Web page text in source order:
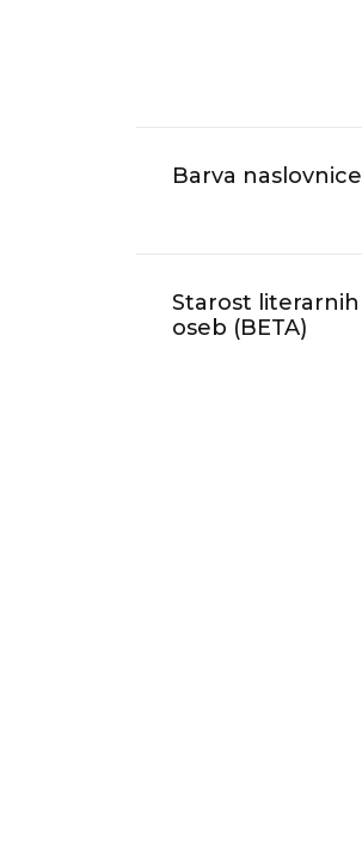
Barva naslovnice
Starost literarnih
oseb (BETA)